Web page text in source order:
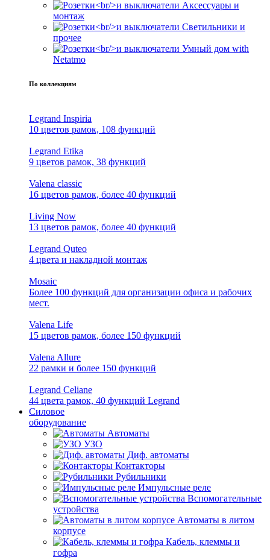
Аксессуары и
монтаж
Светильники и
прочее
Умный дом with
Netatmo
По коллекциям
Legrand Inspiria
10 цветов рамок, 108 функций
Legrand Etika
9 цветов рамок, 38 функций
Valena classic
16 цветов рамок, более 40 функций
Living Now
13 цветов рамок, более 40 функций
Legrand Quteo
4 цвета и накладной монтаж
Mosaic
Более 100 функций для организации офиса и рабочих
мест.
Valena Life
15 цветов рамок, более 150 функций
Valena Allure
22 рамки и более 150 функций
Legrand Celiane
44 цвета рамок, 40 функций Legrand
Силовое
оборудование
Автоматы
УЗО
Диф. автоматы
Контакторы
Рубильники
Импульсные реле
Вспомогательные
устройства
Автоматы в литом
корпусе
Кабель, клеммы и
гофра